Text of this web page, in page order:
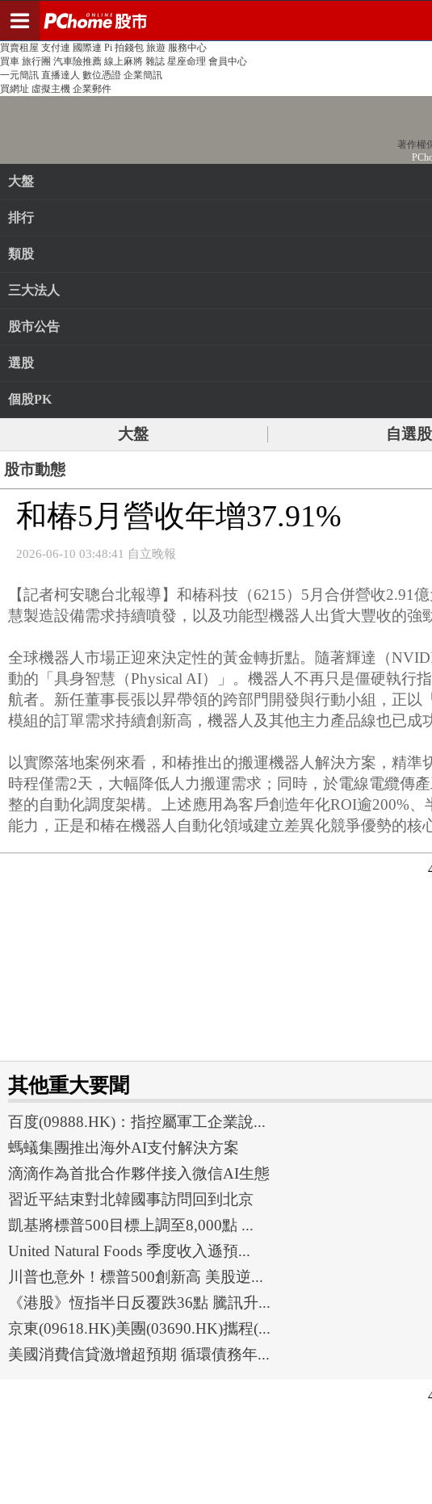
PChome首頁 線上購物 24h購物 書店
買賣租屋 支付連 國際連 Pi 拍錢包 旅遊 服務中心
買車 旅行團 汽車險推薦 線上麻將 雜誌 星座命理 會員中心
一元簡訊 直播達人 數位憑證 企業簡訊
買網址 虛擬主機 企業郵件
著作權
大盤
排行
類股
三大法人
股市公告
選股
個股PK
大盤 自選股
股市動態
和椿5月營收年增37.91%
2026-06-10 03:48:41 自立晚報
【記者柯安聰台北報導】和椿科技（6215）5月合併營收
慧製造設備需求持續噴發，以及功能型機器人出貨大豐收的強
全球機器人市場正迎來決定性的黃金轉折點。隨著輝達（
動的「具身智慧（Physical AI）」。機器人不再只是僵硬執
航者。新任董事長張以昇帶領的跨部門開發與行動小組，正
模組的訂單需求持續創新高，機器人及其他主力產品線也已
以實際落地案例來看，和椿推出的搬運機器人解決方案，精
時程僅需2天，大幅降低人力搬運需求；同時，於電線電纜傳
整的自動化調度架構。上述應用為客戶創造年化ROI逾200%
能力，正是和椿在機器人自動化領域建立差異化競爭優勢的核
其他重大要聞
百度(09888.HK)：指控屬軍工企業說...
螞蟻集團推出海外AI支付解決方案
滴滴作為首批合作夥伴接入微信AI生態
習近平結束對北韓國事訪問回到北京
凱基將標普500目標上調至8,000點 ...
United Natural Foods 季度收入遜預...
川普也意外！標普500創新高 美股逆...
《港股》恆指半日反覆跌36點 騰訊升...
京東(09618.HK)美團(03690.HK)攜程(...
美國消費信貸激增超預期 循環債務年...